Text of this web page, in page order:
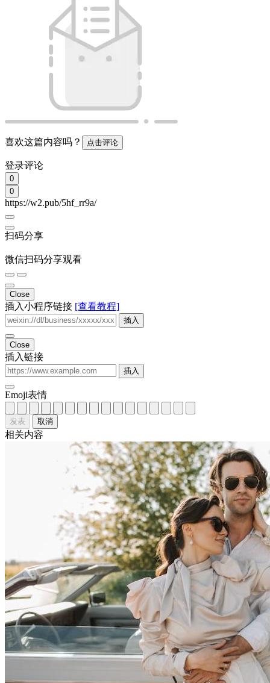
微信扫码分享观看
插入小程序链接 [查看教程]
插入
插入
Emoji表情
发表
相关内容
电竞解说怎么开口不卡？训练思维比练嘴更重要
搞钱副业
核心摘要 电竞解说开口不卡的关键在于思维训练，而非单纯
练嘴 提升信息整理、逻辑分析和反应速度是核心方法 通过场
景模拟和实战反馈可有效改善解说表现 思维清晰比语言流畅
更重要，内容质量是基础 一、引言 电竞解说作为一项专业性
极强的职业，对从业者的临场反应、信息处理和表达能力都有
极高要求。许多新手解说常常...
2026年6月17日
06-17 更新